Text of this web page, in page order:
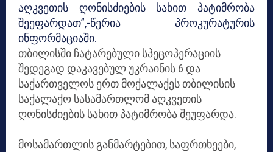
აღკვეთის ღონისძიების სახით პატიმრობა
შეეფარდათ”,-წერია პროკურატურის
ინფორმაციაში.
თბილისში ჩატარებული სპეცოპერაციის
შედეგად დაკავებულ უკრაინის 6 და
საქართველოს ერთ მოქალაქეს თბილისის
საქალაქო სასამართლომ აღკვეთის
ღონისძიების სახით პატიმრობა შეუფარდა.
მოსამართლის განმარტებით, საფრთხეები,